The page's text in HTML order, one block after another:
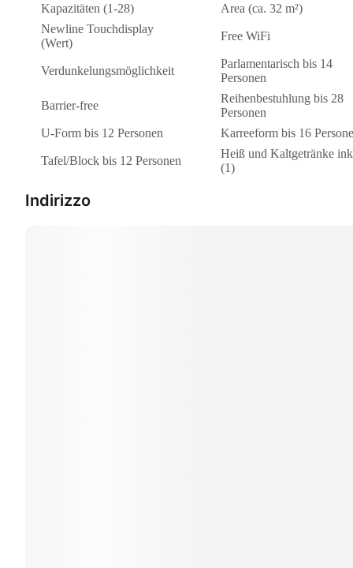
Kapazitäten (1-28)
Area (ca. 32 m²)
Newline Touchdisplay
(Wert)
Free WiFi
Verdunkelungsmöglichkeit
Parlamentarisch bis 14
Personen
Barrier-free
Reihenbestuhlung bis 28
Personen
U-Form bis 12 Personen
Karreeform bis 16
Tafel/Block bis 12 Personen
Heiß und Kaltgetränke
(1)
Indirizzo